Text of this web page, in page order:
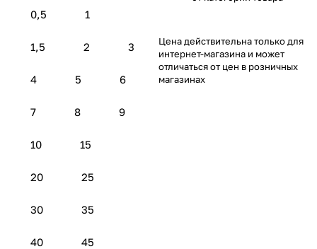
0,5 1
1,5 2 3
4 5 6
7 8 9
10 15
20 25
30 35
40 45
Цена действительна только для
интернет-магазина и может
отличаться от цен в розничных
магазинах